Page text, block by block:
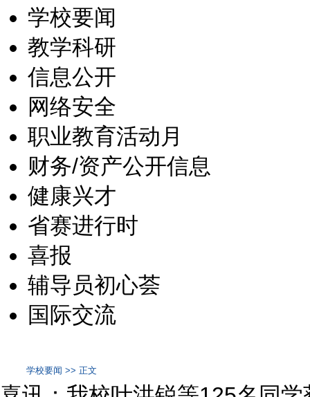
学校要闻
教学科研
信息公开
网络安全
职业教育活动月
财务/资产公开信息
健康兴才
省赛进行时
喜报
辅导员初心荟
国际交流
学校要闻 >> 正文